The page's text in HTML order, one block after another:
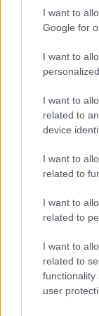
I want to
Google for
I want to
I want to
related to
device
I want to
related to
I want to
related to
I want to
related to
functionality
user
Poniżej znajdziesz
bramkowe.
Tajfun Łubno
żywo, transmisja
Wynik meczu Tajfun
naszej stronie
meczowych,
Szebnie - wynik,
Jeżeli w internecie
Krosno > Klasa B,
portalu. Możliwe
Asseco Resovia|
Cellfast Wilki
Motor Lublin|Stal
Resovia|